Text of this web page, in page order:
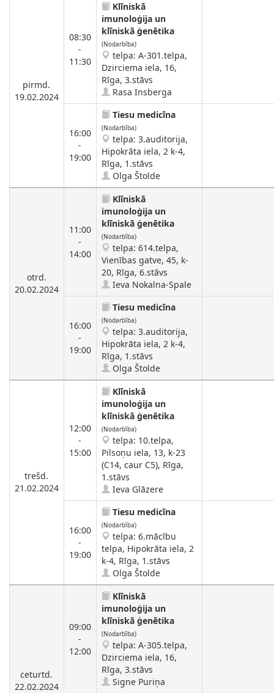
pirmd.
19.02.2024
08:30
-
11:30
Klīniskā
imunoloģija un
klīniskā ģenētika
(Nodarbība)
telpa: A-301.telpa,
Dzirciema iela, 16,
Rīga, 3.stāvs
Rasa Insberga
16:00
-
19:00
Tiesu medicīna
(Nodarbība)
telpa: 3.auditorija,
Hipokrāta iela, 2 k-4,
Rīga, 1.stāvs
Olga Štolde
otrd.
20.02.2024
11:00
-
14:00
Klīniskā
imunoloģija un
klīniskā ģenētika
(Nodarbība)
telpa: 614.telpa,
Vienības gatve, 45, k-
20, Rīga, 6.stāvs
Ieva Nokalna-Spale
16:00
-
19:00
Tiesu medicīna
(Nodarbība)
telpa: 3.auditorija,
Hipokrāta iela, 2 k-4,
Rīga, 1.stāvs
Olga Štolde
trešd.
21.02.2024
12:00
-
15:00
Klīniskā
imunoloģija un
klīniskā ģenētika
(Nodarbība)
telpa: 10.telpa,
Pilsoņu iela, 13, k-23
(C14, caur C5), Rīga,
1.stāvs
Ieva Glāzere
16:00
-
19:00
Tiesu medicīna
(Nodarbība)
telpa: 6.mācību
telpa, Hipokrāta iela, 2
k-4, Rīga, 1.stāvs
Olga Štolde
ceturtd.
22.02.2024
09:00
-
12:00
Klīniskā
imunoloģija un
klīniskā ģenētika
(Nodarbība)
telpa: A-305.telpa,
Dzirciema iela, 16,
Rīga, 3.stāvs
Signe Puriņa